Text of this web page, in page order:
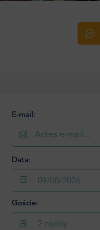
E-mail:
Data:
09/08/2026
Pon. Wt.
Goście:
2 osoby